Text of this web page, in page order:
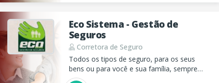
Eco Sistema - Gestão de
Seguros
Corretora de Seguro
Todos os tipos de seguro, para os seus
bens ou para você e sua família, sempre
visando atender suas necessidades sob